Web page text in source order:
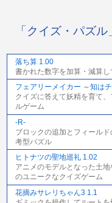
「クイズ・パズ
落ち算 1.00
書かれた数字を加算・減算
フェアリーメイカー ～知は
クイズに答えて妖精を育て
ルゲーム
-R-
ブロックの追加とフィール
考型パズル
ヒトナツの聖地巡礼 1.02
アニメのモデルとなった土
のユニークなクイズゲーム
花摘みサレリちゃん3 1.1